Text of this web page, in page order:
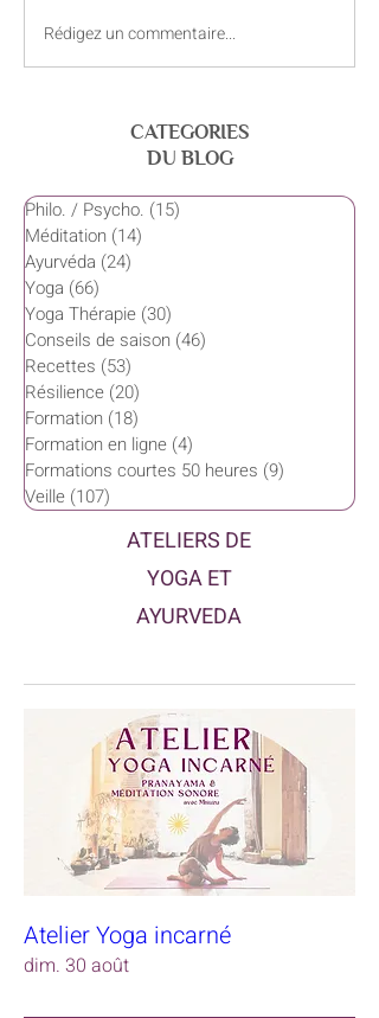
Curry de carottes et
Rédigez un commentaire...
CATEGORIES
DU BLOG
Philo. / Psycho. (15)
Méditation (14)
Ayurvéda (24)
Yoga (66)
Yoga Thérapie (30)
Conseils de saison (46)
Recettes (53)
Résilience (20)
Formation (18)
Formation en ligne (4)
Formations courtes 50 heures (9)
Veille (107)
ATELIERS DE
YOGA ET
AYURVEDA
Atelier Yoga incarné
dim. 30 août